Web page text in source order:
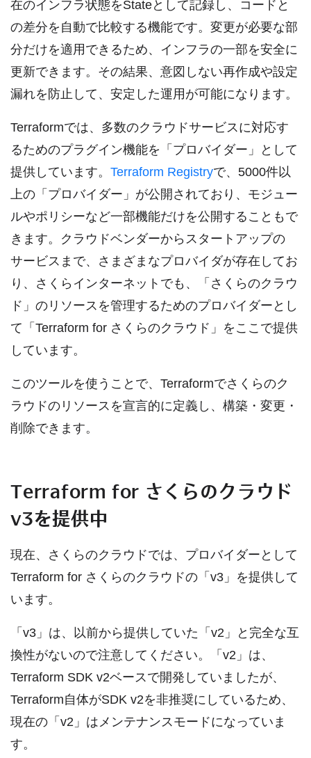
在のインフラ状態をStateとして記録し、コードと
の差分を自動で比較する機能です。変更が必要な部
分だけを適用できるため、インフラの一部を安全に
更新できます。その結果、意図しない再作成や設定
漏れを防止して、安定した運用が可能になります。
Terraformでは、多数のクラウドサービスに対応す
るためのプラグイン機能を「プロバイダー」として
提供しています。 Terraform Registryで、5000件以
上の「プロバイダー」が公開されており、モジュー
ルやポリシーなど一部機能だけを公開することもで
きます。クラウドベンダーからスタートアップの
サービスまで、さまざまなプロバイダが存在してお
り、さくらインターネットでも、「さくらのクラウ
ド」のリソースを管理するためのプロバイダーとし
て「Terraform for さくらのクラウド」をここで提供
しています。
このツールを使うことで、Terraformでさくらのク
ラウドのリソースを宣言的に定義し、構築・変更・
削除できます。
Terraform for さくらのクラウド
v3を提供中
現在、さくらのクラウドでは、プロバイダーとして
Terraform for さくらのクラウドの「v3」を提供して
います。
「v3」は、以前から提供していた「v2」と完全な互
換性がないので注意してください。「v2」は、
Terraform SDK v2ベースで開発していましたが、
Terraform自体がSDK v2を非推奨にしているため、
現在の「v2」はメンテナンスモードになっていま
す。